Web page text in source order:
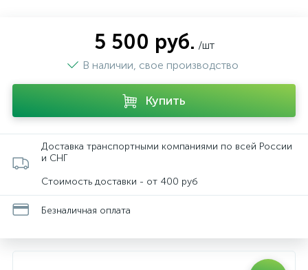
5 500 руб. /шт
В наличии, свое производство
Купить
Доставка транспортными компаниями по всей России
и СНГ
Стоимость доставки - от 400 руб
Безналичная оплата